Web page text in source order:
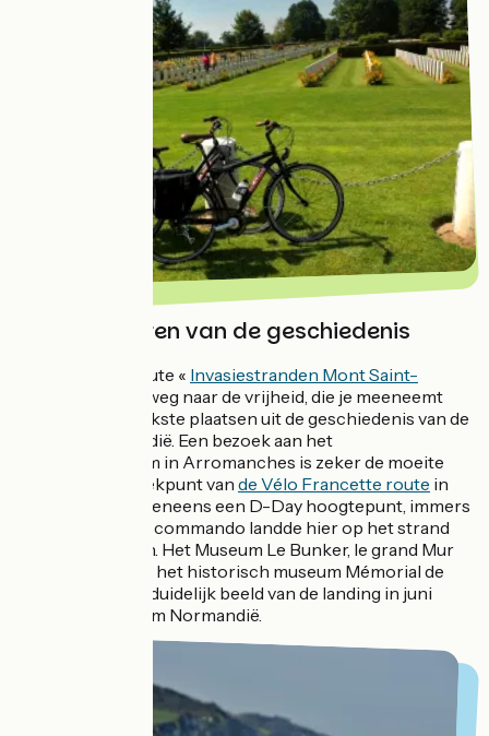
Volg de sporen van de geschiedenis
Beleef de fietsroute « Invasiestranden Mont Saint-
» als een weg naar de vrijheid, die je meeneemt
naar de belangrijkste plaatsen uit de geschiedenis van de
slag om Normandië. Een bezoek aan het
Landingsmuseum in Arromanches is zeker de moeite
waard. Het vertrekpunt van de Vélo Francette route in
Ouistreham is eveneens een D-Day hoogtepunt, immers
het Frans-Britse commando landde hier op het strand
van Sword Beach. Het Museum Le Bunker, le grand Mur
de l’Atlantique en het historisch museum Mémorial de
Caen geven een duidelijk beeld van de landing in juni
1944 en de slag om Normandië.